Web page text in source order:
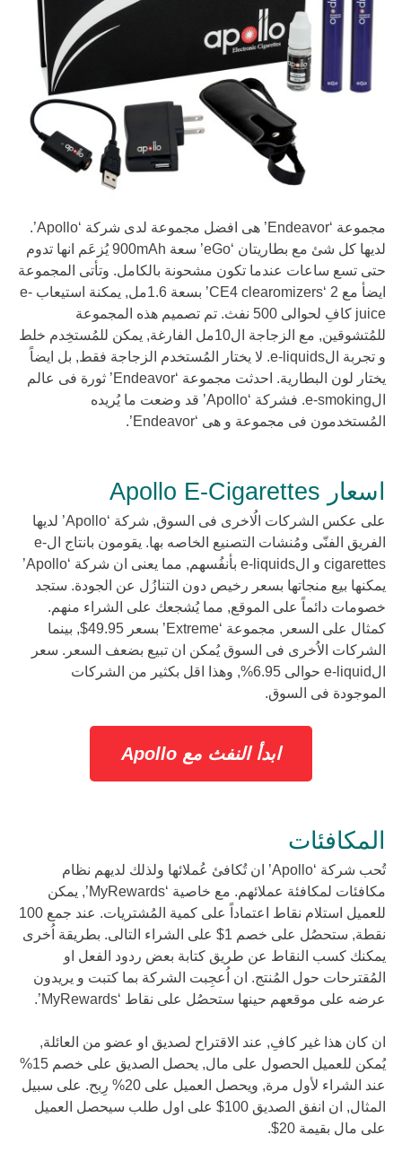
مجموعة ‘Endeavor’ هى افضل مجموعة لدى شركة ‘Apollo’.
لديها كل شئ مع بطاريتان ‘eGo’ سعة 900mAh يُزعَم انها تدوم
حتى تسع ساعات عندما تكون مشحونة بالكامل. وتأتى المجموعة
ايضأ مع 2 ‘CE4 clearomizers’ بسعة 1.6مل, يمكنة استيعاب e-
juice كافِ لحوالى 500 نفث. تم تصميم هذه المجموعة
للمُتشوقين, مع الزجاجة ال10مل الفارغة, يمكن للمُستخِدم خلط
و تجربة الe-liquids. لا يختار المُستخدم الزجاجة فقط, بل ايضاً
يختار لون البطارية. احدثت مجموعة ‘Endeavor’ ثورة فى عالم
الe-smoking. فشركة ‘Apollo’ قد وضعت ما يُريده
المُستخدمون فى مجموعة و هى ‘Endeavor’.
اسعار Apollo E-Cigarettes
على عكس الشركات الُاخرى فى السوق, شركة ‘Apollo’ لديها
الفريق الفنّى ومُنشات التصنيع الخاصه بها. يقومون بانتاج الe-
cigarettes و الe-liquids بأنفُسهم, مما يعنى ان شركة ‘Apollo’
يمكنها بيع منجاتها بسعر رخيص دون التنازُل عن الجودة. ستجد
خصومات دائماً على الموقع, مما يُشجعك على الشراء منهم.
كمثال على السعر, مجموعة ‘Extreme’ بسعر 49.95$, بينما
الشركات الاُخرى فى السوق يُمكن ان تبيع بضعف السعر. سعر
الe-liquid حوالى 6.95%, وهذا اقل بكثير من الشركات
الموجودة فى السوق.
ابدأ النفث مع Apollo
المكافئات
تُحب شركة ‘Apollo’ ان تُكافئ عُملائها ولذلك لديهم نظام
مكافئات لمكافئة عملائهم. مع خاصية ‘MyRewards’, يمكن
للعميل استلام نقاط اعتماداً على كمية المُشتريات. عند جمع 100
نقطة, ستحصُل على خصم 1$ على الشراء التالى. بطريقة اُخرى
يمكنك كسب النقاط عن طريق كتابة بعض ردود الفعل او
المُقترحات حول المُنتج. ان اُعجِبت الشركة بما كتبت و يريدون
عرضه على موقعهم حينها ستحصُل على نقاط ‘MyRewards’.
ان كان هذا غير كافِ, عند الاقتراح لصديق او عضو من العائلة,
يُمكن للعميل الحصول على مال, يحصل الصديق على خصم 15%
عند الشراء لأول مرة, ويحصل العميل على 20% رِبح. على سبيل
المثال, ان انفق الصديق 100$ على اول طلب سيحصل العميل
على مال بقيمة 20$.